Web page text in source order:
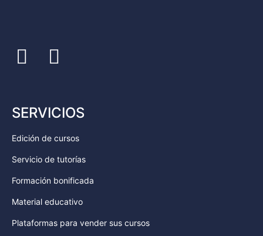
SERVICIOS
Edición de cursos
Servicio de tutorías
Formación bonificada
Material educativo
Plataformas para vender sus cursos